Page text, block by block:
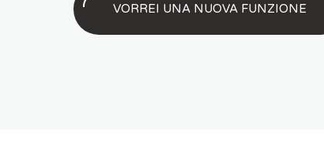
VORREI UNA NUOVA FUNZIONE